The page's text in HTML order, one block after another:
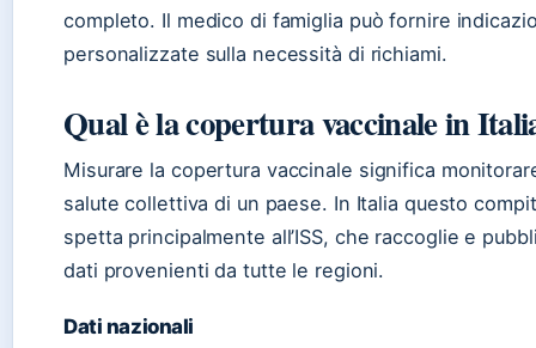
completo. Il medico di famiglia può fornire
personalizzate sulla necessità di richiami.
Qual è la copertura vaccinale in
Misurare la copertura vaccinale significa
salute collettiva di un paese. In Italia questo
spetta principalmente all’ISS, che raccoglie e
dati provenienti da tutte le regioni.
Dati nazionali